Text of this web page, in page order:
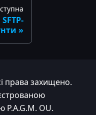
SFTP-
права захищено.
OU.